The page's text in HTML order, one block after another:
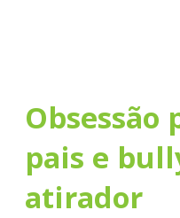
Obsessão
pais e
atirador